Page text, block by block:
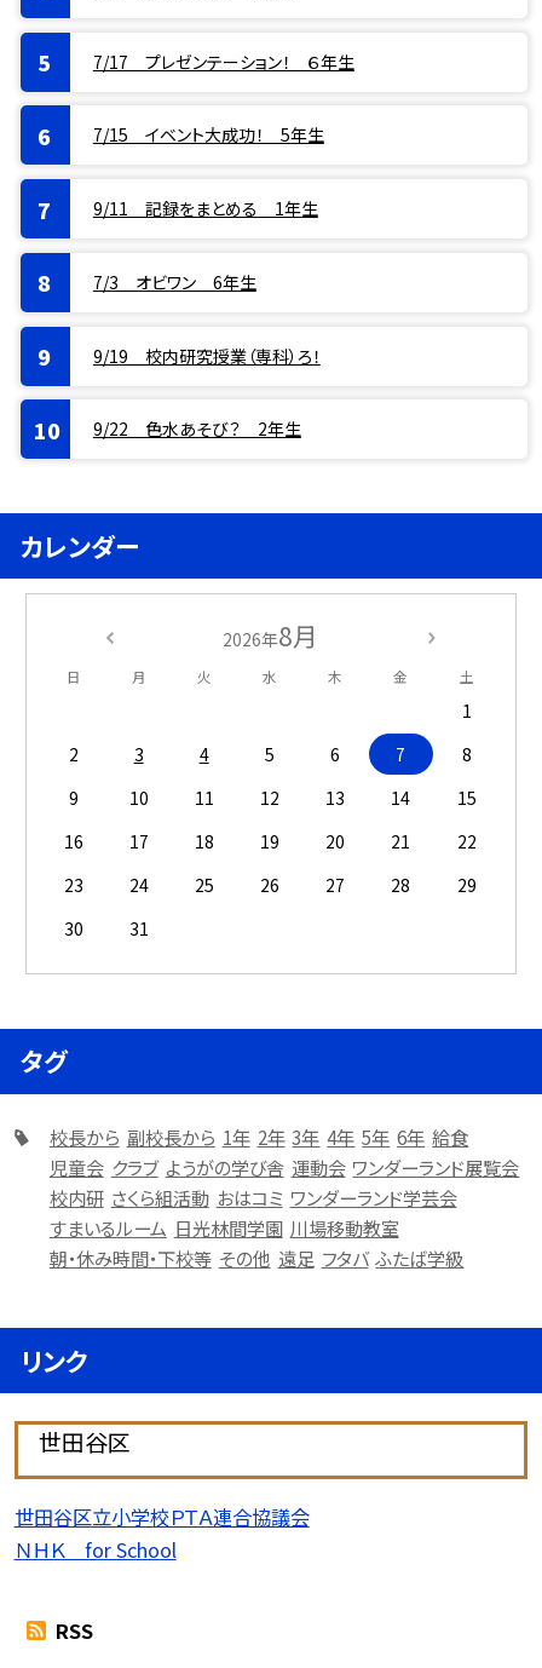
7/17 プレゼンテーション！ ６年生
7/15 イベント大成功！ 5年生
9/11 記録をまとめる 1年生
7/3 オビワン 6年生
9/19 校内研究授業（専科）ろ！
9/22 色水あそび？ 2年生
カレンダー
2026年8月
日 月 火 水 木 金 土
1
2
3 4 5 6 7
8
9
10 11 12 13 14
15
16
17 18 19 20 21
22
23
24 25 26 27 28
29
30
31
タグ
校長から 副校長から 1年 2年 3年 4年 5年 6年 給食
児童会 クラブ ようがの学び舎 運動会 ワンダーランド展覧会
校内研 さくら組活動 おはコミ ワンダーランド学芸会
すまいるルーム 日光林間学園 川場移動教室
朝・休み時間・下校等 その他 遠足 フタバ ふたば学級
リンク
世田谷区
世田谷区立小学校ＰＴＡ連合協議会
ＮＨＫ for School
RSS